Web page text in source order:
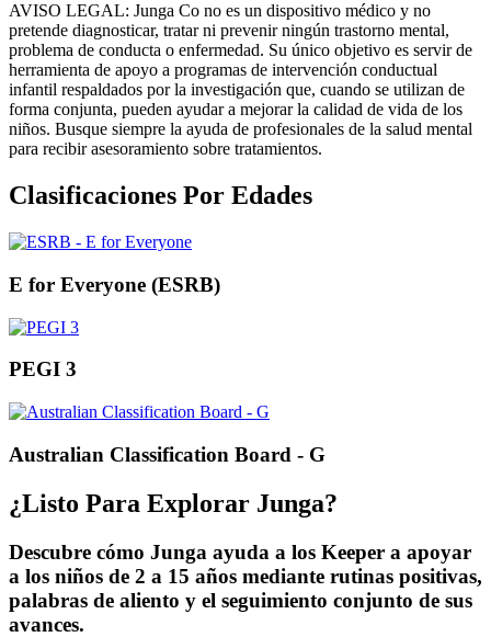
AVISO LEGAL: Junga Co no es un dispositivo médico y no
pretende diagnosticar, tratar ni prevenir ningún trastorno mental,
problema de conducta o enfermedad. Su único objetivo es servir de
herramienta de apoyo a programas de intervención conductual
infantil respaldados por la investigación que, cuando se utilizan de
forma conjunta, pueden ayudar a mejorar la calidad de vida de los
niños. Busque siempre la ayuda de profesionales de la salud mental
para recibir asesoramiento sobre tratamientos.
Clasificaciones Por Edades
E for Everyone (ESRB)
PEGI 3
Australian Classification Board - G
¿Listo Para Explorar Junga?
Descubre cómo Junga ayuda a los Keeper a apoyar
a los niños de 2 a 15 años mediante rutinas positivas,
palabras de aliento y el seguimiento conjunto de sus
avances.